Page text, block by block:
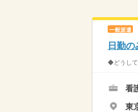
一般派遣
日勤
◆どうして
看
東